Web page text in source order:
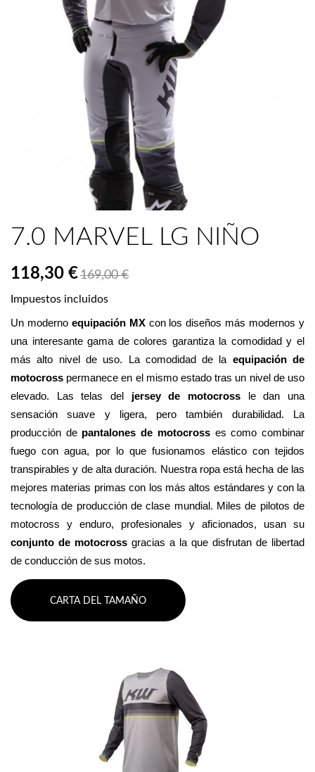
7.0 MARVEL LG NIÑO
118,30 €169,00 €
Impuestos incluidos
Un moderno equipación MX con los diseños más modernos y
una interesante gama de colores garantiza la comodidad y el
más alto nivel de uso. La comodidad de la equipación de
motocross permanece en el mismo estado tras un nivel de uso
elevado. Las telas del jersey de motocross le dan una
sensación suave y ligera, pero también durabilidad. La
producción de pantalones de motocross es como combinar
fuego con agua, por lo que fusionamos elástico con tejidos
transpirables y de alta duración. Nuestra ropa está hecha de las
mejores materias primas con los más altos estándares y con la
tecnología de producción de clase mundial. Miles de pilotos de
conjunto de motocross gracias a la que disfrutan de libertad
de conducción de sus motos.
CARTA DEL TAMAÑO